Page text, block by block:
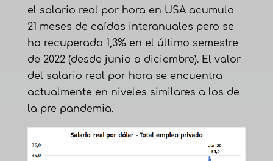
el salario real por hora en USA acumula
21 meses de caídas interanuales pero se
ha recuperado 1,3% en el último semestre
de 2022 (desde junio a diciembre). El valor
del salario real por hora se encuentra
actualmente en niveles similares a los de
la pre pandemia.